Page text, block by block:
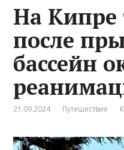
На Кипре
после
бассейн
21.09.2024 Путешествие